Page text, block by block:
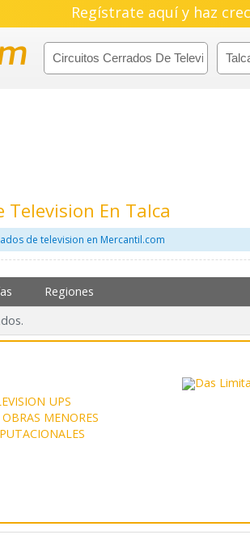
Regístrate aquí y haz
Television En Talca
de television en Mercantil.com
Regiones
UPS
OBRAS MENORES